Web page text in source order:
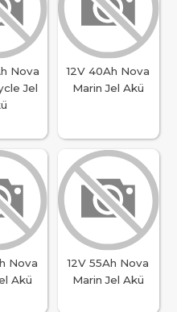
Nova
Jel
12V 40Ah Nova
Marin Jel Akü
Nova
Akü
12V 55Ah Nova
Marin Jel Akü